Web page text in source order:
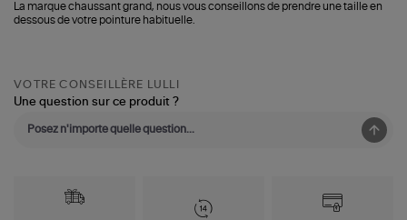
La marque chaussant grand, nous vous conseillons de prendre une taille en
dessous de votre pointure habituelle.
VOTRE CONSEILLÈRE LULLI
Une question sur ce produit ?